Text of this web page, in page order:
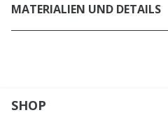
MATERIALIEN UND DETAILS
SHOP